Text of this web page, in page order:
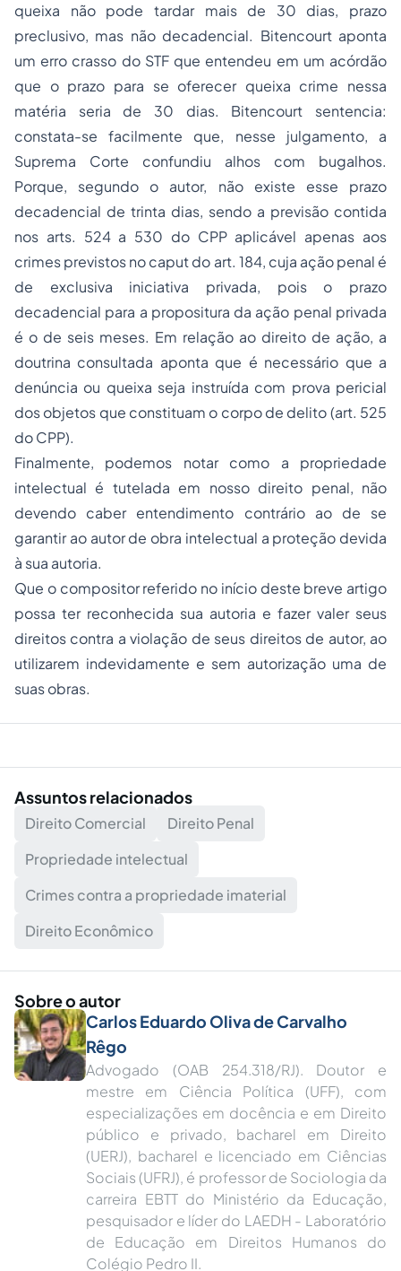
queixa não pode tardar mais de 30 dias, prazo
preclusivo, mas não decadencial. Bitencourt aponta
um erro crasso do STF que entendeu em um acórdão
que o prazo para se oferecer queixa crime nessa
matéria seria de 30 dias. Bitencourt sentencia:
constata-se facilmente que, nesse julgamento, a
Suprema Corte confundiu alhos com bugalhos.
Porque, segundo o autor, não existe esse prazo
decadencial de trinta dias, sendo a previsão contida
nos arts. 524 a 530 do CPP aplicável apenas aos
crimes previstos no caput do art. 184, cuja ação penal é
de exclusiva iniciativa privada, pois o prazo
decadencial para a propositura da ação penal privada
é o de seis meses. Em relação ao direito de ação, a
doutrina consultada aponta que é necessário que a
denúncia ou queixa seja instruída com prova pericial
dos objetos que constituam o corpo de delito (art. 525
do CPP).
Finalmente, podemos notar como a propriedade
intelectual é tutelada em nosso direito penal, não
devendo caber entendimento contrário ao de se
garantir ao autor de obra intelectual a proteção devida
à sua autoria.
Que o compositor referido no início deste breve artigo
possa ter reconhecida sua autoria e fazer valer seus
direitos contra a violação de seus direitos de autor, ao
utilizarem indevidamente e sem autorização uma de
suas obras.
Assuntos relacionados
Direito Comercial
Direito Penal
Propriedade intelectual
Crimes contra a propriedade imaterial
Direito Econômico
Sobre o autor
Carlos Eduardo Oliva de Carvalho
Rêgo
Advogado (OAB 254.318/RJ). Doutor e
mestre em Ciência Política (UFF), com
especializações em docência e em Direito
público e privado, bacharel em Direito
(UERJ), bacharel e licenciado em Ciências
Sociais (UFRJ), é professor de Sociologia da
carreira EBTT do Ministério da Educação,
pesquisador e líder do LAEDH - Laboratório
de Educação em Direitos Humanos do
Colégio Pedro II.